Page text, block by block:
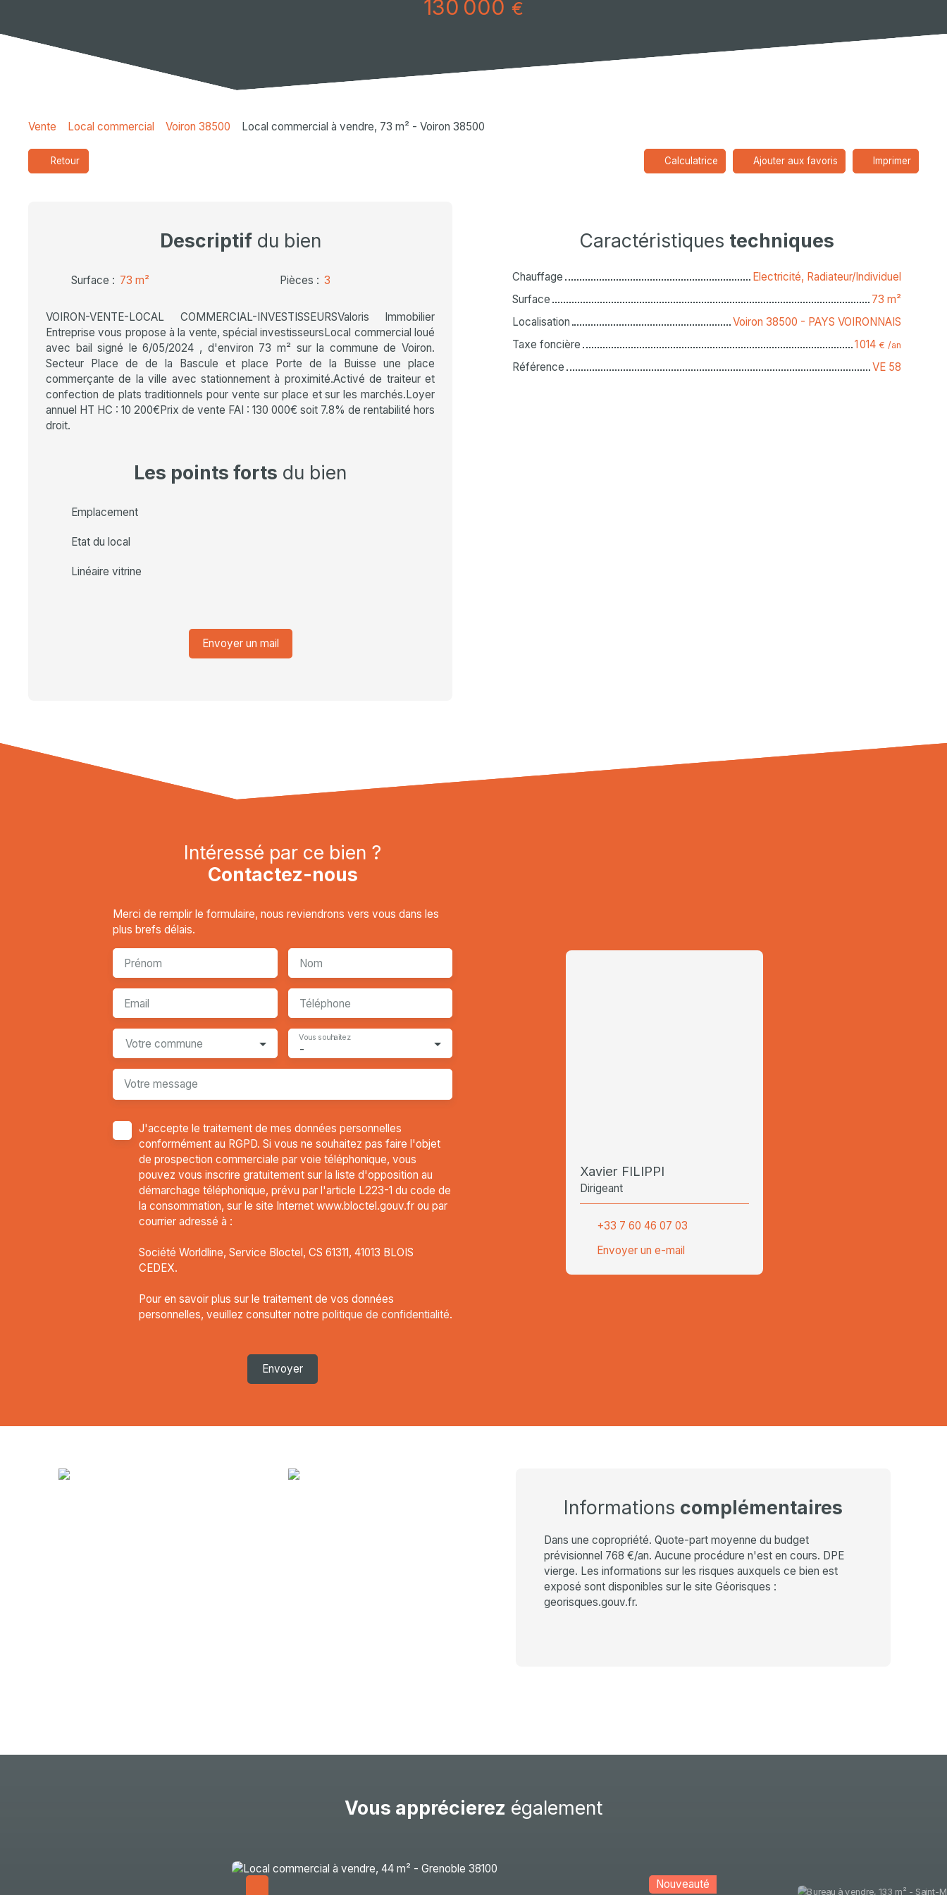
130 000 €
Vente Local commercial Voiron 38500 Local commercial à vendre, 73 m² - Voiron 38500
Retour Calculatrice Ajouter aux favoris Imprimer
Descriptifdu bien
Surface : 73 m² Pièces : 3
VOIRON-VENTE-LOCAL COMMERCIAL-INVESTISSEURSValoris Immobilier
Entreprise vous propose à la vente, spécial investisseursLocal commercial loué
avec bail signé le 6/05/2024 , d'environ 73 m² sur la commune de Voiron.
Secteur Place de de la Bascule et place Porte de la Buisse une place
commerçante de la ville avec stationnement à proximité.Activé de traiteur et
confection de plats traditionnels pour vente sur place et sur les marchés.Loyer
annuel HT HC : 10 200€Prix de vente FAI : 130 000€ soit 7.8% de rentabilité hors
droit.
Les points forts du bien
Emplacement
Etat du local
Linéaire vitrine
Envoyer un mail
Caractéristiques techniques
Chauffage
Electricité, Radiateur/Individuel
Surface
73 m²
Localisation
Voiron 38500 - PAYS VOIRONNAIS
Taxe foncière
1 014 € /an
Référence VE 58
Intéressé par ce bien ?
Contactez-nous
Merci de remplir le formulaire, nous reviendrons vers vous dans les
plus brefs délais.
Prénom Nom
Email Téléphone
Votre commune -
Vous souhaitez
Votre message
J'accepte le traitement de mes données personnelles
conformément au RGPD. Si vous ne souhaitez pas faire l'objet
de prospection commerciale par voie téléphonique, vous
pouvez vous inscrire gratuitement sur la liste d'opposition au
démarchage téléphonique, prévu par l'article L223-1 du code de
la consommation, sur le site Internet www.bloctel.gouv.fr ou par
courrier adressé à :
Société Worldline, Service Bloctel, CS 61311, 41013 BLOIS
CEDEX.
Pour en savoir plus sur le traitement de vos données
personnelles, veuillez consulter notre politique de confidentialité.
Envoyer
Xavier FILIPPI
Dirigeant
+33 7 60 46 07 03
Envoyer un e-mail
Informations complémentaires
Dans une copropriété. Quote-part moyenne du budget
prévisionnel 768 €/an. Aucune procédure n'est en cours. DPE
vierge. Les informations sur les risques auxquels ce bien est
exposé sont disponibles sur le site Géorisques :
georisques.gouv.fr.
Vous apprécierez également
A voir absolument